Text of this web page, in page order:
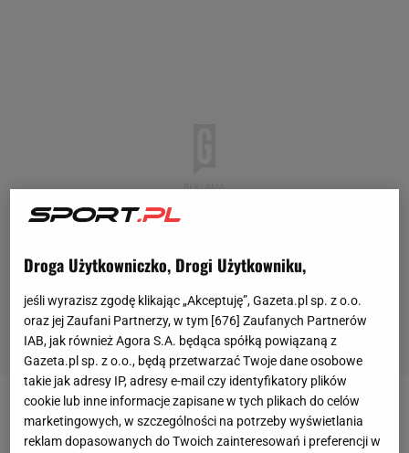
- Jerzy Brzęczek powinien go powołać już teraz.
Żaden z naszych pomocników nie ma takiego ciągu
Droga Użytkowniczko, Drogi Użytkowniku,
jeśli wyrazisz zgodę klikając „Akceptuję”, Gazeta.pl sp. z o.o.
oraz jej Zaufani Partnerzy, w tym [676] Zaufanych Partnerów
IAB, jak również Agora S.A. będąca spółką powiązaną z
Gazeta.pl sp. z o.o., będą przetwarzać Twoje dane osobowe
takie jak adresy IP, adresy e-mail czy identyfikatory plików
cookie lub inne informacje zapisane w tych plikach do celów
marketingowych, w szczególności na potrzeby wyświetlania
reklam dopasowanych do Twoich zainteresowań i preferencji w